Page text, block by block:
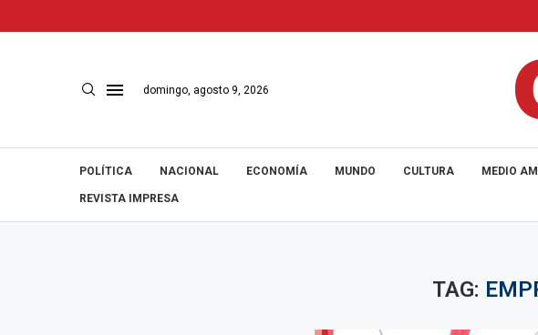
domingo, agosto 9, 2026
POLÍTICA NACIONAL ECONOMÍA MUNDO CULTURA MEDIO
REVISTA IMPRESA
TAG: